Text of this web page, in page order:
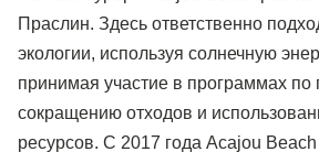
Праслин. Здесь ответственно
экологии, используя солнечную
принимая участие в программах по
сокращению отходов и
ресурсов. С 2017 года Acajou Beach